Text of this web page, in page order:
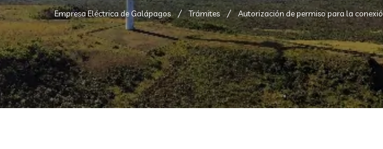
Empresa Eléctrica de Galápagos Trámites Autorización de permiso para la